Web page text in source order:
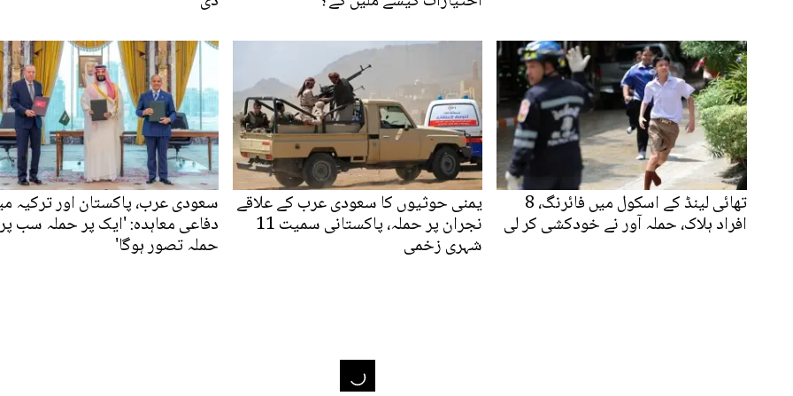
تھائی لینڈ کے اسکول میں فائرنگ، 8
افراد ہلاک، حملہ آور نے خودکشی کر لی
یمنی حوثیوں کا سعودی عرب کے علاقے
نجران پر حملہ، پاکستانی سمیت 11
شہری زخمی
سعودی عرب، پاکستان اور ترکیہ
دفاعی معاہدہ: 'ایک پر حملہ سب
حملہ تصور ہوگا'